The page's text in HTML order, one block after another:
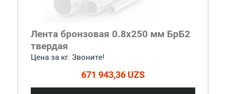
Лента бронзовая 0.8x250 мм БрБ2
твердая
Цена за кг. Звоните!
671 943,36 UZS